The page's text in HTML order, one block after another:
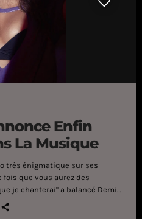
Enfin
La Musique
très énigmatique sur ses
fois que vous aurez des
je chanterai" a balancé Demi
postée sur son compte
qui a attiré l'attention